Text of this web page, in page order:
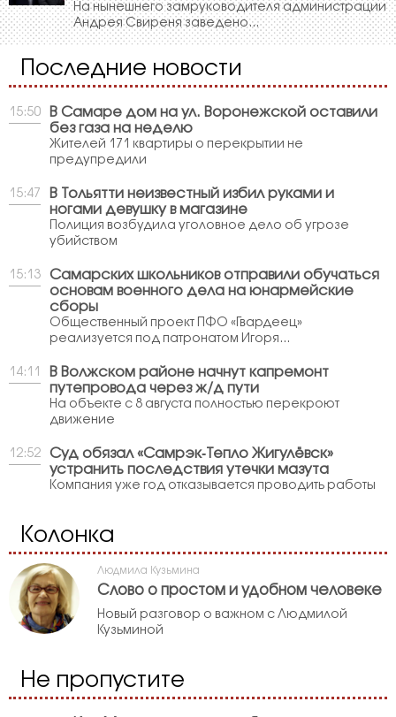
На нынешнего замруководителя администрации
Андрея Свиреня заведено...
Последние новости
15:50
В Самаре дом на ул. Воронежской оставили
без газа на неделю
Жителей 171 квартиры о перекрытии не
предупредили
15:47
В Тольятти неизвестный избил руками и
ногами девушку в магазине
Полиция возбудила уголовное дело об угрозе
убийством
15:13
Самарских школьников отправили обучаться
основам военного дела на юнармейские
сборы
Общественный проект ПФО «Гвардеец»
реализуется под патронатом Игоря...
14:11
В Волжском районе начнут капремонт
путепровода через ж/д пути
На объекте с 8 августа полностью перекроют
движение
12:52
Суд обязал «Самрэк‑Тепло Жигулёвск»
устранить последствия утечки мазута
Компания уже год отказывается проводить работы
Колонка
Людмила Кузьмина
Слово о простом и удобном человеке
Новый разговор о важном с Людмилой
Кузьминой
Не пропустите